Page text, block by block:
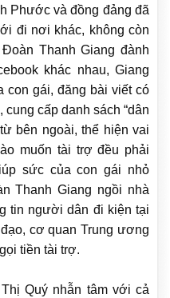
Phước và đồng đảng đã
đi nơi khác, không còn
Thanh Giang đành
khác nhau, Giang
con gái, đăng bài viết có
cấp danh sách “dân
bên ngoài, thể hiện vai
muốn tài trợ đều phải
sức của con gái nhỏ
Thanh Giang ngồi nhà
tin người dân đi kiện tại
cơ quan Trung ương
tiền tài trợ.
Quý nhẫn tâm với cả